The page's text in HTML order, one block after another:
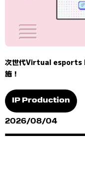
次世代Virtual esports
施！
IP Production
2026/08/04